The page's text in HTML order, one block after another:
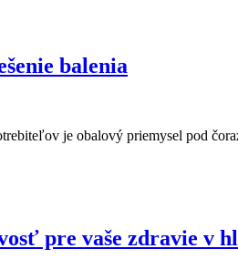
balenia
je obalový priemysel pod
pre vaše zdravie v